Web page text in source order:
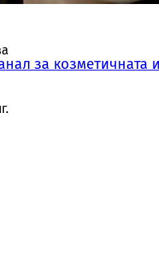
за козметичната